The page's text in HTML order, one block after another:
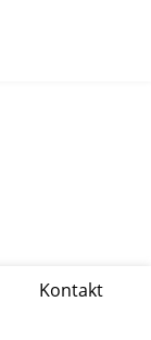
Kontakt